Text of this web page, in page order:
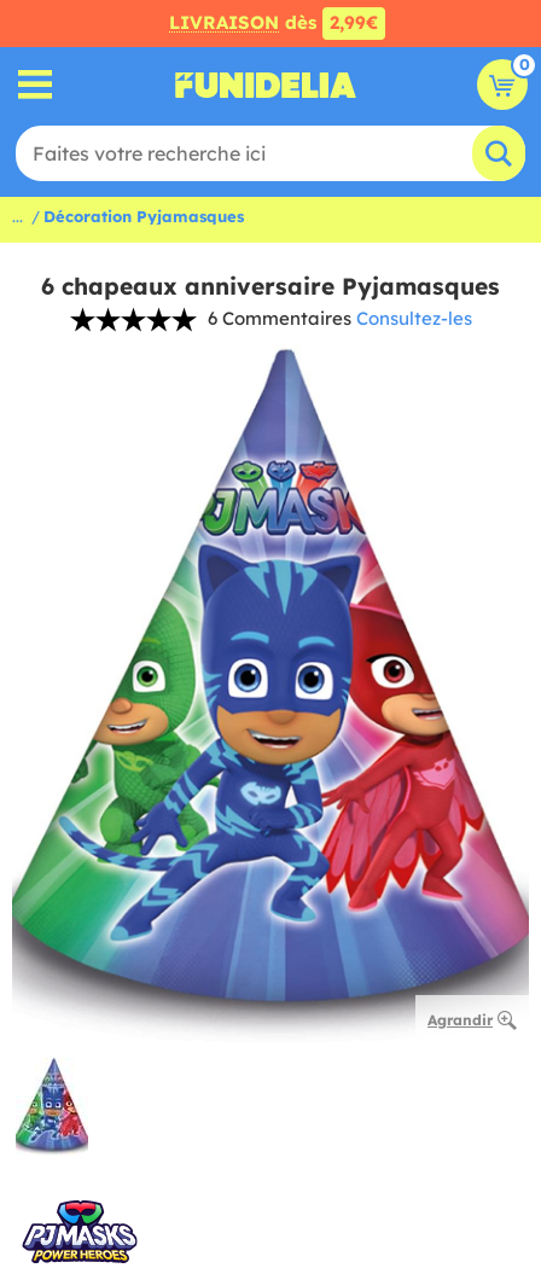
LIVRAISON dès 2,99€
0
... Décoration Pyjamasques
6 chapeaux anniversaire Pyjamasques
6 Commentaires Consultez-les
Agrandir